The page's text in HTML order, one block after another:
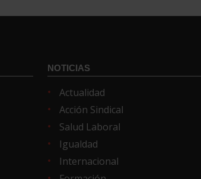
NOTICIAS
Actualidad
Acción Sindical
Salud Laboral
Igualdad
Internacional